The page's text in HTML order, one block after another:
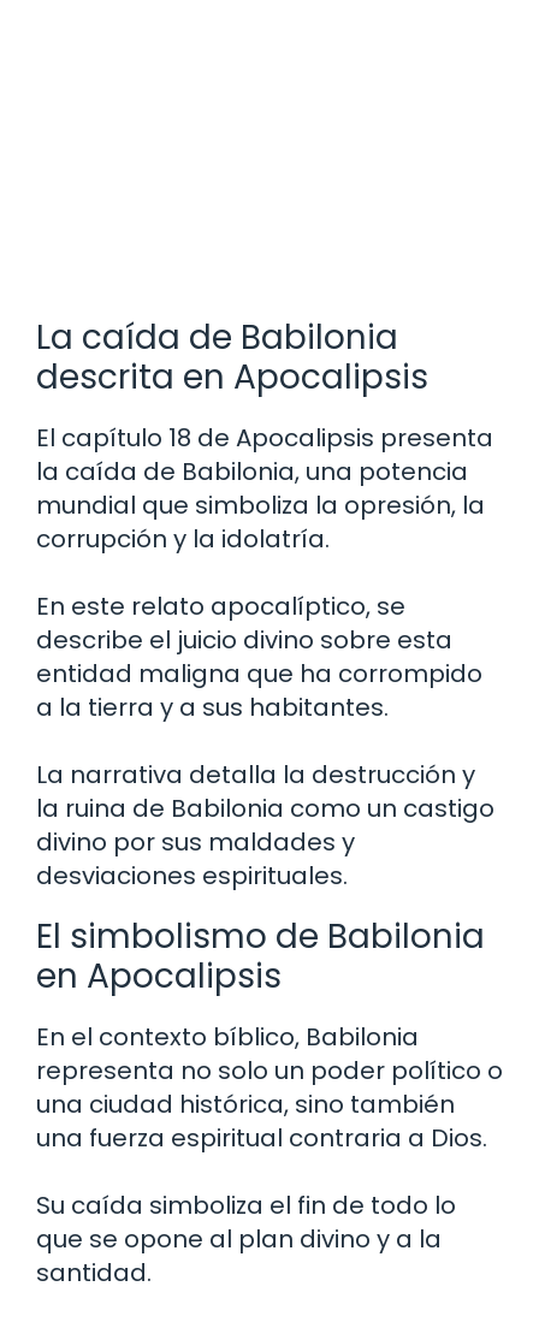
La caída de Babilonia
descrita en Apocalipsis
El capítulo 18 de Apocalipsis presenta
la caída de Babilonia, una potencia
mundial que simboliza la opresión, la
corrupción y la idolatría.
En este relato apocalíptico, se
describe el juicio divino sobre esta
entidad maligna que ha corrompido
a la tierra y a sus habitantes.
La narrativa detalla la destrucción y
la ruina de Babilonia como un castigo
divino por sus maldades y
desviaciones espirituales.
El simbolismo de Babilonia
en Apocalipsis
En el contexto bíblico, Babilonia
representa no solo un poder político o
una ciudad histórica, sino también
una fuerza espiritual contraria a Dios.
Su caída simboliza el fin de todo lo
que se opone al plan divino y a la
santidad.